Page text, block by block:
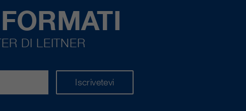
DI LEITNER
Iscrivetevi